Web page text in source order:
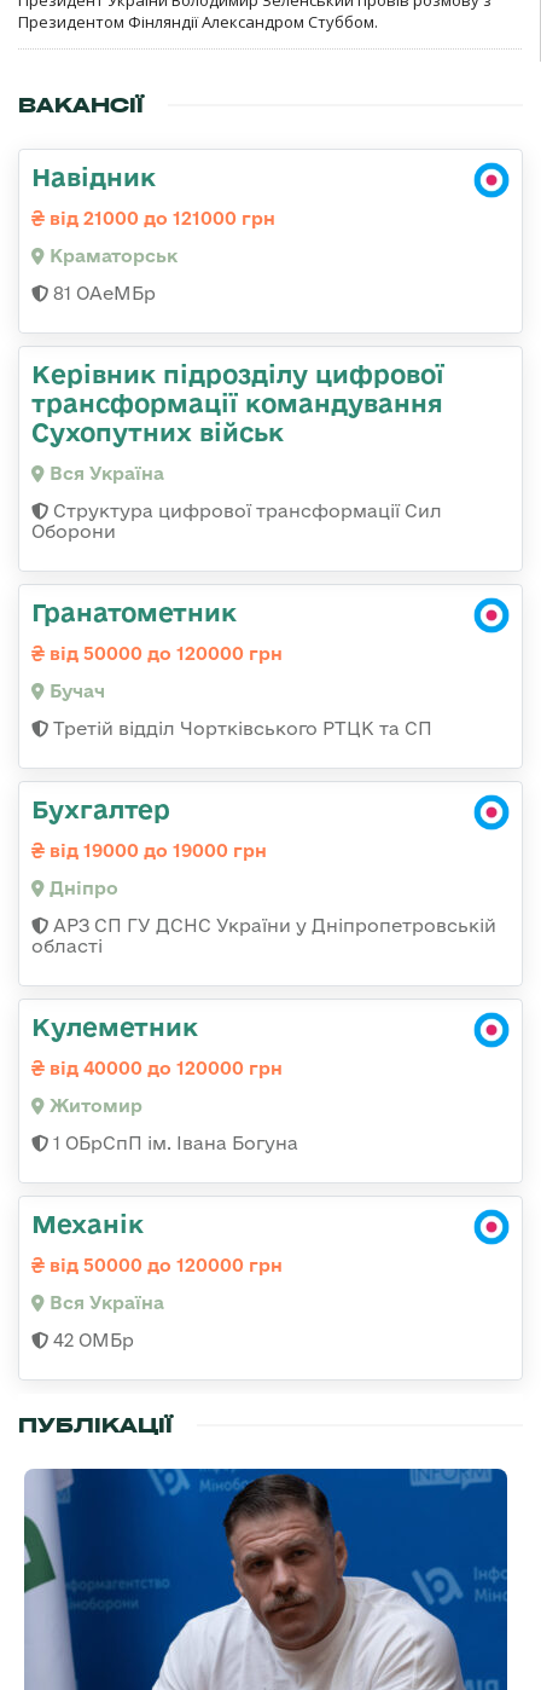
Президентом Фінляндії Александром Стуббом.
ВАКАНСІЇ
Навідник
від 21000 до 121000 грн
Краматорськ
81 ОАеМБр
Керівник підрозділу цифрової
трансформації командування
Сухопутних військ
Вся Україна
Структура цифрової трансформації Сил
Оборони
Гранатометник
від 50000 до 120000 грн
Бучач
Третій відділ Чортківського РТЦК та СП
Бухгалтер
від 19000 до 19000 грн
Дніпро
АРЗ СП ГУ ДСНС України у Дніпропетровській
області
Кулеметник
від 40000 до 120000 грн
Житомир
1 ОБрСпП ім. Івана Богуна
Механік
від 50000 до 120000 грн
Вся Україна
42 ОМБр
ПУБЛІКАЦІЇ